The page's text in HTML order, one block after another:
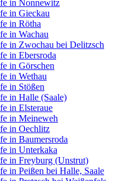
in Nonnewitz
in Gieckau
in Rötha
in Wachau
in Zwochau bei Delitzsch
in Ebersroda
in Görschen
in Wethau
in Stößen
in Halle (Saale)
in Elsteraue
in Meineweh
in Oechlitz
in Baumersroda
in Unterkaka
in Freyburg (Unstrut)
in Peißen bei Halle, Saale